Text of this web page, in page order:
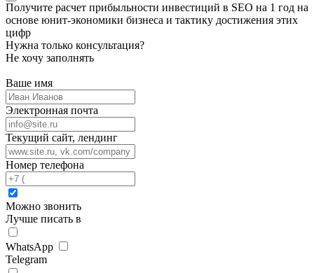
Получите расчет прибыльности инвестиций в SEO на 1 год на
основе юнит-экономики бизнеса и тактику достижения этих
цифр
Нужна только консультация?
Не хочу заполнять
Ваше имя
Электронная почта
Текущий сайт, лендинг
Номер телефона
Можно звонить
Лучше писать в
WhatsApp
Telegram